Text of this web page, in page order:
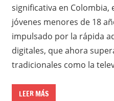
significativa en Colombia,
jóvenes menores de 18
impulsado por la rápida
digitales, que ahora
tradicionales como la
LEER MÁS